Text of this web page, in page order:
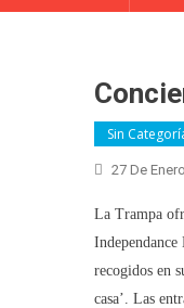
Sin
27 De
La Trampa
recogidos en
casa’. Las